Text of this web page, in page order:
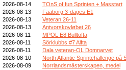
2026-08-14
TOnS of fun Sprinten + Masstart
2026-08-13
Faaborg 3-dages E1
2026-08-13
Veteran 26-11
2026-08-13
Antvorskovløbet 26
2026-08-11
MPOL E8 Bulltofta
2026-08-11
Sörklubbs #7 Alfta
2026-08-11
Dala veteran-OL Domnarvet
2026-08-10
North Atlantic Sprintchallenge på
2026-08-09
Norrlandsmästerskapen, medel